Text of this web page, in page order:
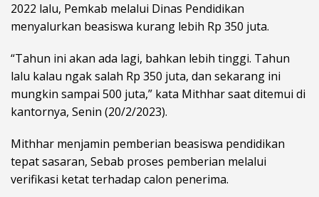
2022 lalu, Pemkab melalui Dinas Pendidikan
menyalurkan beasiswa kurang lebih Rp 350 juta.
“Tahun ini akan ada lagi, bahkan lebih tinggi. Tahun
lalu kalau ngak salah Rp 350 juta, dan sekarang ini
mungkin sampai 500 juta,” kata Mithhar saat ditemui di
kantornya, Senin (20/2/2023).
Mithhar menjamin pemberian beasiswa pendidikan
tepat sasaran, Sebab proses pemberian melalui
verifikasi ketat terhadap calon penerima.